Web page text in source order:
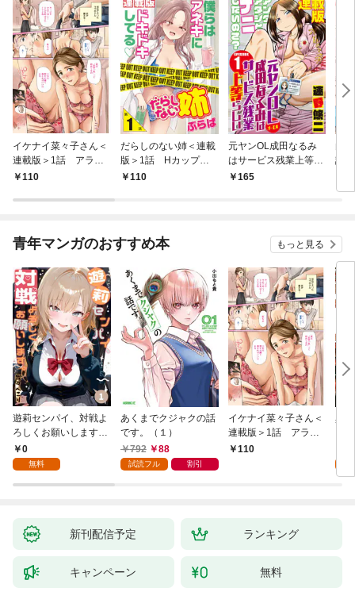
イケナイ菜々子さん＜
連載版＞1話 アラフ
ォー女神と初体験
110
だらしのない姉＜連載
版＞1話 Hカップの
姉110
元ヤンOL成田なるみ
はサービス残業上等ら
しい＜連載版＞1話
165
話
青年マンガのおすすめ本 もっと見る
遊莉センパイ、対戦よ
ろしくお願いします。
1 0
無料
あくまでクジャクの話
です。（１）
792
88
試読フル 割引
イケナイ菜々子さん＜
連載版＞1話 アラフ
ォー女神と初体験
110
異
新刊配信予定 ランキング
キャンペーン 無料